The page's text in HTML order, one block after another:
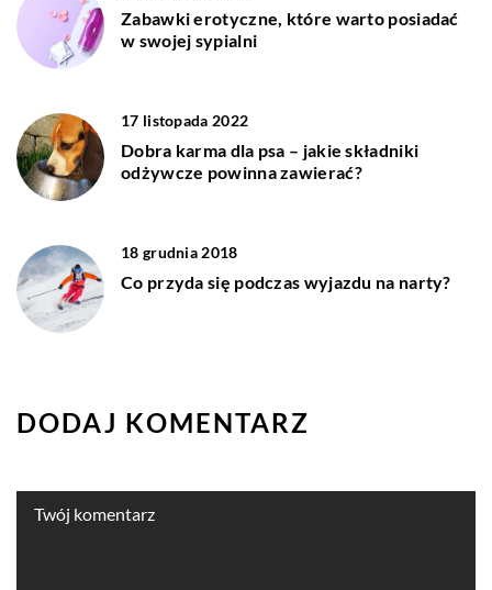
Zabawki erotyczne, które warto posiadać
w swojej sypialni
17 listopada 2022
Dobra karma dla psa – jakie składniki
odżywcze powinna zawierać?
18 grudnia 2018
Co przyda się podczas wyjazdu na narty?
DODAJ KOMENTARZ